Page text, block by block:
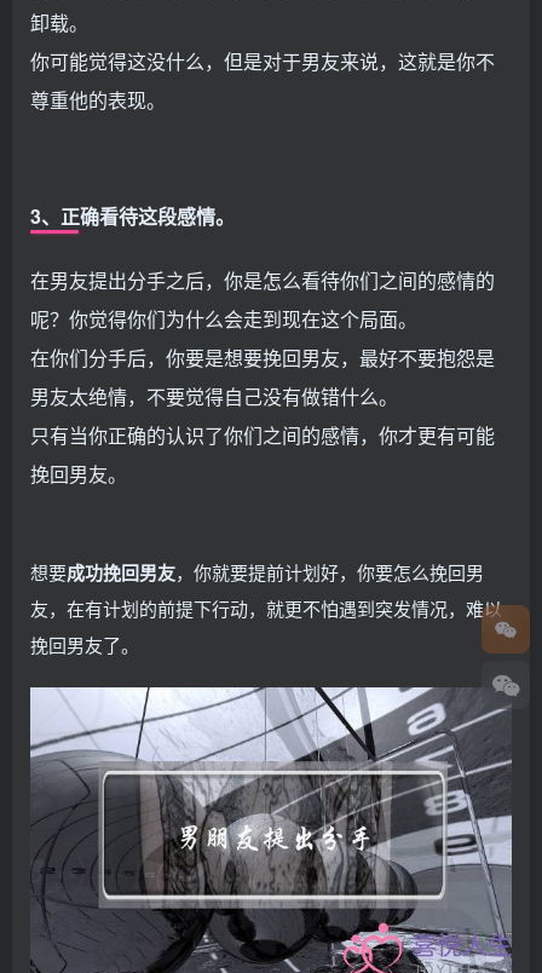
卸载。
你可能觉得这没什么，但是对于男友来说，这就是你不
尊重他的表现。
3、正确看待这段感情。
在男友提出分手之后，你是怎么看待你们之间的感情的
呢？你觉得你们为什么会走到现在这个局面。
在你们分手后，你要是想要挽回男友，最好不要抱怨是
男友太绝情，不要觉得自己没有做错什么。
只有当你正确的认识了你们之间的感情，你才更有可能
挽回男友。
想要成功挽回男友，你就要提前计划好，你要怎么挽回男
友，在有计划的前提下行动，就更不怕遇到突发情况，难以
挽回男友了。